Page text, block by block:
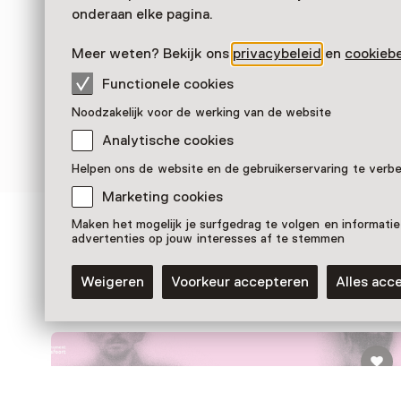
onderaan elke pagina.
Meer weten? Bekijk ons privacybeleid en
Functionele cookies
Noodzakelijk voor de werking van de website
Analytische cookies
Helpen ons de website en de gebruikerservaring te
Marketing cookies
Maken het mogelijk je surfgedrag te volgen en
advertenties op jouw interesses af te stemmen
Weigeren Voorkeur accepteren Alles
Zien & doen in Nationaal
Monument Kamp